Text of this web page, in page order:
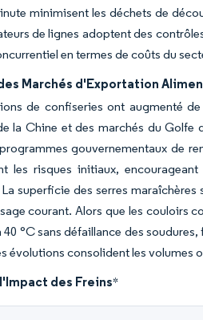
minimisent les déchets de
de lignes adoptent des
en termes de coûts du
Marchés d'Exportation
de confiseries ont augmenté
la Chine et des marchés du Golfe
gouvernementaux de
les risques initiaux,
superficie des serres
courant. Alors que les couloirs
40 °C sans défaillance des
évolutions consolident les volumes
des Freins*